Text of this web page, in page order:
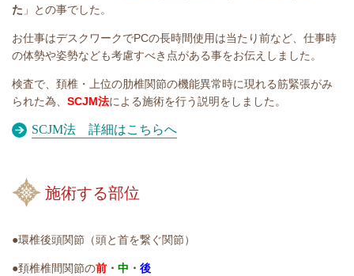
た 」との事でした。
お仕事はデスクワークでPCの長時間使用は当たり前など、仕事時
の体勢や姿勢なども考慮すべき点がある事をお伝えしました。
検査で、頚椎・上位の肋椎関節の機能異常時に現れる筋緊張がみ
られた為、 SCJM法による施術を行う説明をしました。
SCJM法 詳細はこちらへ
施術する部位
●環椎後頭関節（頭と首を繋ぐ関節）
●頚椎椎間関節の前 ・ 中 ・ 後